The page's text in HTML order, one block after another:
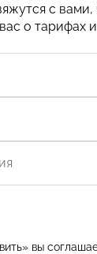
с вами,
о тарифах
вы